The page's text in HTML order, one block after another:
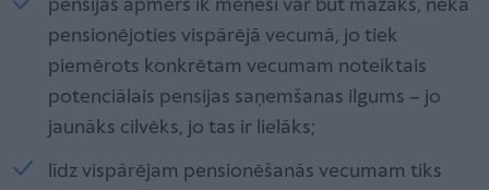
pensijas apmērs ik mēnesi var būt mazāks, nekā
pensionējoties vispārējā vecumā, jo tiek
piemērots konkrētam vecumam noteiktais
potenciālais pensijas saņemšanas ilgums – jo
jaunāks cilvēks, jo tas ir lielāks;
līdz vispārējam pensionēšanās vecumam tiks